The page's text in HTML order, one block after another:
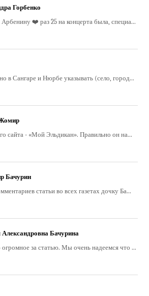
Горбенко
❤️ раз 25 на концерта была, специа...
в Сангаре и Нюрбе указывать (село, город...
сайта - «Мой Эльдикан». Правильно он на...
Бачурин
статьи во всех газетах дочку Ба...
Александровна Бачурина
за статью. Мы очень надеемся что ...